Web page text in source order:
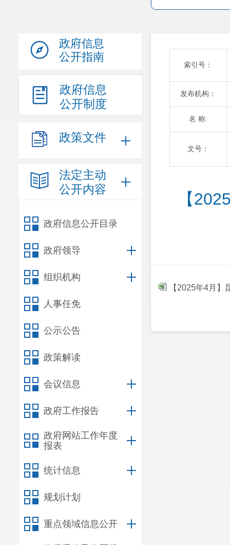
政府信息
公开指南
政府信息
公开制度
政策文件
法定主动
公开内容
政府信息公开目录
政府领导
组织机构
人事任免
公示公告
政策解读
会议信息
政府工作报告
政府网站工作年度
报表
统计信息
规划计划
重点领域信息公开
索引号：
发布机构：
名 称:
文号：
【
【2025年4月】